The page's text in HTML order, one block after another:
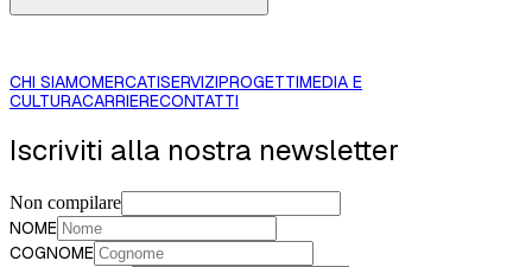
SCOPRI DI PIÙ
CHI SIAMOMERCATISERVIZIPROGETTIMEDIA E
CULTURACARRIERECONTATTI
Iscriviti alla nostra newsletter
Non compilare
NOME
COGNOME